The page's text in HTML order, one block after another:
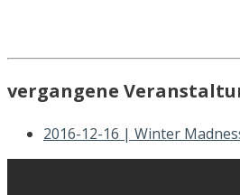
vergangene
2016-12-16 | Winter